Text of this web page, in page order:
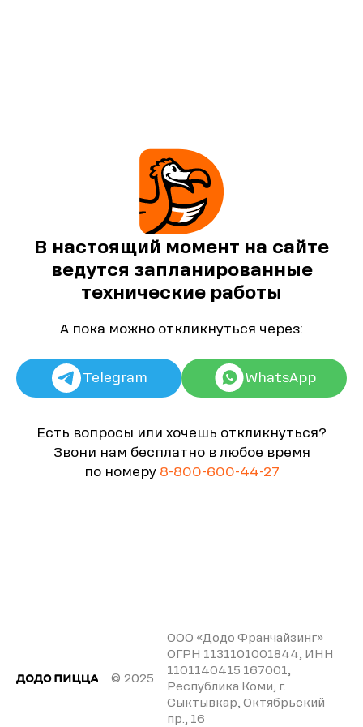
В настоящий момент на сайте
ведутся запланированные
технические работы
А пока можно откликнуться через:
Telegram WhatsApp
Есть вопросы или хочешь откликнуться?
Звони нам бесплатно в любое время
по номеру 8-800-600-44-27
© 2025
ООО «Додо Франчайзинг»
ОГРН 1131101001844, ИНН
1101140415 167001,
Республика Коми, г.
Сыктывкар, Октябрьский
пр., 16